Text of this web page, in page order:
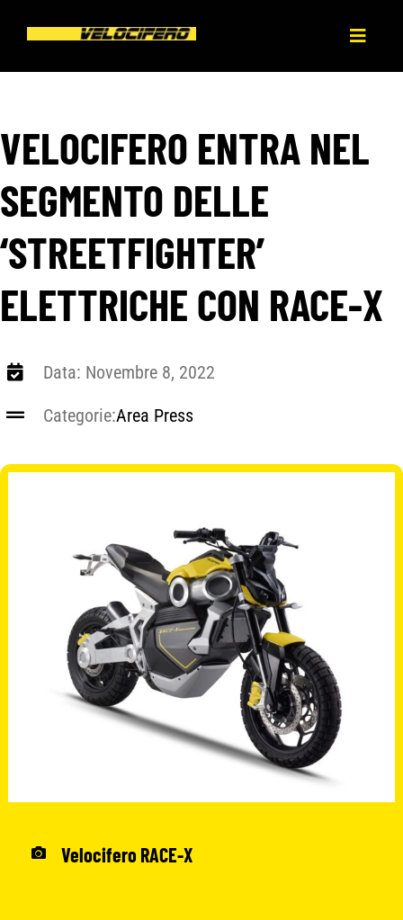
Toggle
CHI SIAMO
PRODOTTI
NEWS
ACCOUNT
CARRELLO
VELOCIFERO ENTRA NEL
SEGMENTO DELLE
‘STREETFIGHTER’
ELETTRICHE CON RACE-X
Data: Novembre 8, 2022
Categorie:Area Press
Velocifero RACE-X